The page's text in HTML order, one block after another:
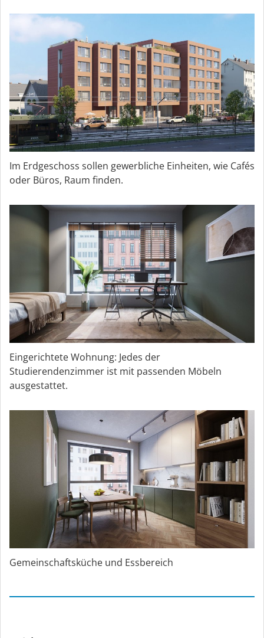
Im Erdgeschoss sollen gewerbliche Einheiten, wie Cafés
oder Büros, Raum finden.
Eingerichtete Wohnung: Jedes der
Studierendenzimmer ist mit passenden Möbeln
ausgestattet.
Gemeinschaftsküche und Essbereich